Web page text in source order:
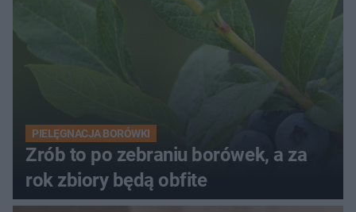
PIELĘGNACJA BORÓWKI
Zrób to po zebraniu borówek, a za
rok zbiory będą obfite